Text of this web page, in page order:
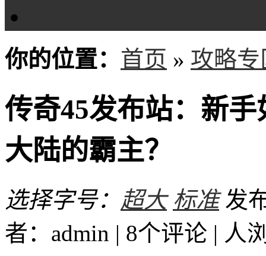
你的位置： 首页 » 攻略专
传奇45发布站：新
大陆的霸主？
选择字号： 超大 标准 发
者：admin | 8个评论 | 人